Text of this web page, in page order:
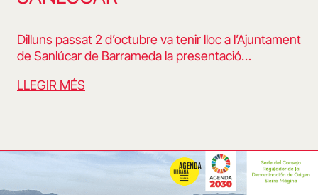
Dilluns passat 2 d’octubre va tenir lloc a l’Ajuntament
de Sanlúcar de Barrameda la presentació…
LLEGIR MÉS